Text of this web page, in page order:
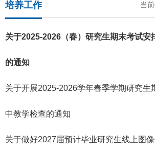
当
培养工作
关于2025-2026（春）研究生期末考试安
的通知
关于开展2025-2026学年春季学期研究生
中教学检查的通知
关于做好2027届预计毕业研究生线上图